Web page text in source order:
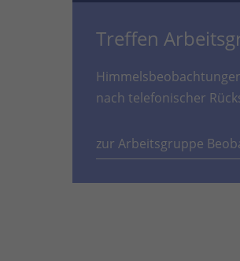
Treffen
nach telefonischer
zur Arbeitsgruppe